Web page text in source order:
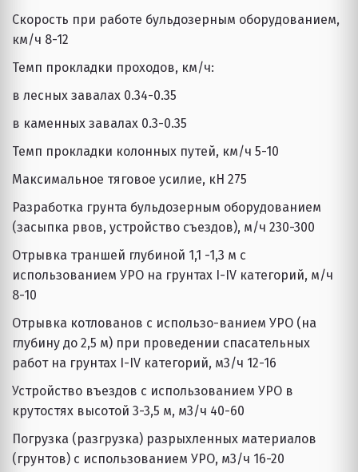
Скорость при работе бульдозерным оборудованием,
км/ч 8-12
Темп прокладки проходов, км/ч:
в лесных завалах 0.34-0.35
в каменных завалах 0.3-0.35
Темп прокладки колонных путей, км/ч 5-10
Максимальное тяговое усилие, кН 275
Разработка грунта бульдозерным оборудованием
(засыпка рвов, устройство съездов), м/ч 230-300
Отрывка траншей глубиной 1,1 -1,3 м с
использованием УРО на грунтах I-IV категорий, м/ч
8-10
Отрывка котлованов с использо-ванием УРО (на
глубину до 2,5 м) при проведении спасательных
работ на грунтах I-IV категорий, м3/ч 12-16
Устройство въездов с использованием УРО в
крутостях высотой 3-3,5 м, м3/ч 40-60
Погрузка (разгрузка) разрыхленных материалов
(грунтов) с использованием УРО, м3/ч 16-20